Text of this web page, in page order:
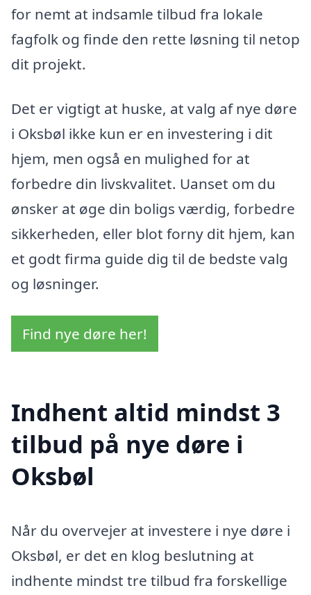
for nemt at indsamle tilbud fra lokale
fagfolk og finde den rette løsning til netop
dit projekt.
Det er vigtigt at huske, at valg af nye døre
i Oksbøl ikke kun er en investering i dit
hjem, men også en mulighed for at
forbedre din livskvalitet. Uanset om du
ønsker at øge din boligs værdig, forbedre
sikkerheden, eller blot forny dit hjem, kan
et godt firma guide dig til de bedste valg
og løsninger.
Find nye døre her!
Indhent altid mindst 3
tilbud på nye døre i
Oksbøl
Når du overvejer at investere i nye døre i
Oksbøl, er det en klog beslutning at
indhente mindst tre tilbud fra forskellige